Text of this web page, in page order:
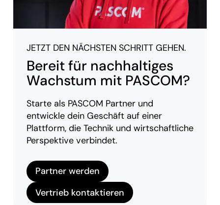
JETZT DEN NÄCHSTEN SCHRITT GEHEN.
Bereit für nachhaltiges
Wachstum mit PASCOM?
Starte als PASCOM Partner und
entwickle dein Geschäft auf einer
Plattform, die Technik und wirtschaftliche
Perspektive verbindet.
Partner werden
Vertrieb kontaktieren